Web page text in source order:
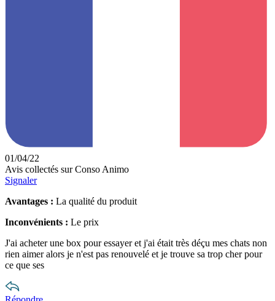
01/04/22
Avis collectés sur Conso Animo
Signaler
Avantages : La qualité du produit
Inconvénients : Le prix
J'ai acheter une box pour essayer et j'ai était très déçu mes chats non
rien aimer alors je n'est pas renouvelé et je trouve sa trop cher pour
ce que ses